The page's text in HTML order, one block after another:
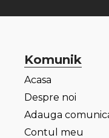
Komunik
Acasa
Despre noi
Adauga
Contul meu